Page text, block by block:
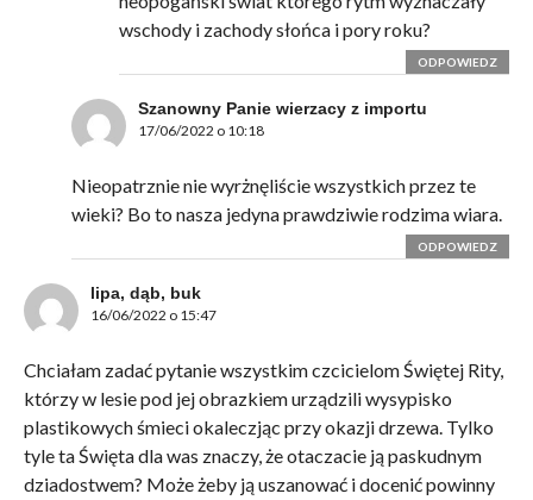
wschody i zachody słońca i pory roku?
ODPOWIEDZ
Szanowny Panie wierzacy z importu
17/06/2022 o 10:18
Nieopatrznie nie wyrżnęliście wszystkich przez te
wieki? Bo to nasza jedyna prawdziwie rodzima wiara.
ODPOWIEDZ
lipa, dąb, buk
16/06/2022 o 15:47
Chciałam zadać pytanie wszystkim czcicielom Świętej Rity,
którzy w lesie pod jej obrazkiem urządzili wysypisko
plastikowych śmieci okaleczjąc przy okazji drzewa. Tylko
tyle ta Święta dla was znaczy, że otaczacie ją paskudnym
dziadostwem? Może żeby ją uszanować i docenić powinny